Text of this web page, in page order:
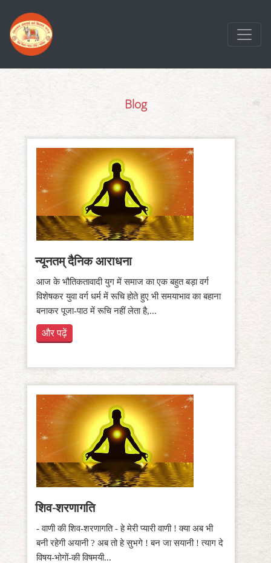
content
Blog
न्यूनतम् दैनिक आराधना
आज के भौतिकतावादी युग में समाज का एक बहुत बड़ा वर्ग
विशेषकर युवा वर्ग धर्म में रूचि होते हुए भी समयाभाव का बहाना
बनाकर पूजा-पाठ में रूचि नहीं लेता है,...
और पढ़ें
शिव-शरणागति
- वाणी की शिव-शरणागति - हे मेरी प्यारी वाणी ! क्या अब भी
बनी रहेगी अयानी ? अब तो हे सुभगे ! बन जा सयानी ! त्याग दे
विषय-भोगों-की विषमयी...